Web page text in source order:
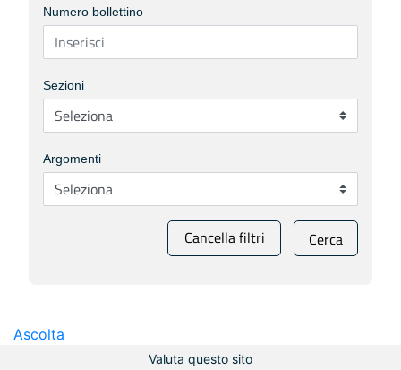
Numero bollettino
Sezioni
Argomenti
Cancella filtri Cerca
Ascolta
Valuta questo sito